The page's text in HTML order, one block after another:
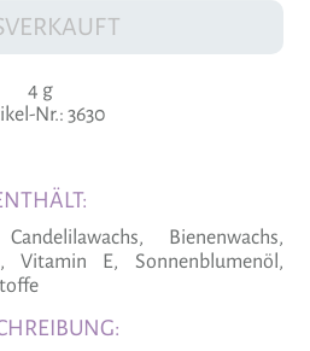
4 g
Nr.: 3630
Bienenwachs,
Vitamin E, Sonnenblumenöl,